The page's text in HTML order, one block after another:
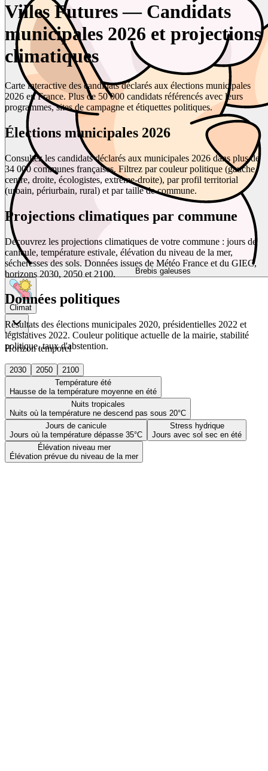
Brebis galeuses
Climat
Horizon temporel
2030 2050
2100
Température été
Hausse de la température moyenne en été
Nuits tropicales
Nuits où la température ne descend pas sous 20°C
Jours de canicule
Jours où la température dépasse 35°C
Stress hydrique
Jours avec sol sec en été
Élévation niveau mer
Élévation prévue du niveau de la mer
Villes Futures — Candidats
municipales 2026 et projections
climatiques
Carte interactive des candidats déclarés aux élections municipales
2026 en France. Plus de 50 000 candidats référencés avec leurs
programmes, sites de campagne et étiquettes politiques.
Élections municipales 2026
Consultez les candidats déclarés aux municipales 2026 dans plus de
34 000 communes françaises. Filtrez par couleur politique (gauche,
centre, droite, écologistes, extrême-droite), par profil territorial
(urbain, périurbain, rural) et par taille de commune.
Projections climatiques par commune
Découvrez les projections climatiques de votre commune : jours de
canicule, température estivale, élévation du niveau de la mer,
sécheresses des sols. Données issues de Météo France et du GIEC,
horizons 2030, 2050 et 2100.
Données politiques
Résultats des élections municipales 2020, présidentielles 2022 et
législatives 2022. Couleur politique actuelle de la mairie, stabilité
politique, taux d'abstention.